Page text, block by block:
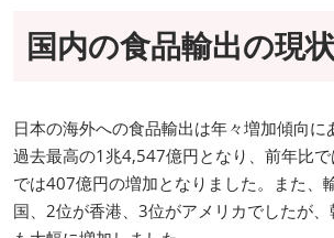
国内の食品輸出の現
日本の海外への食品輸出は年々増加傾向
過去最高の1兆4,547億円となり、前年比
では407億円の増加となりました。また、
国、2位が香港、3位がアメリカでしたが